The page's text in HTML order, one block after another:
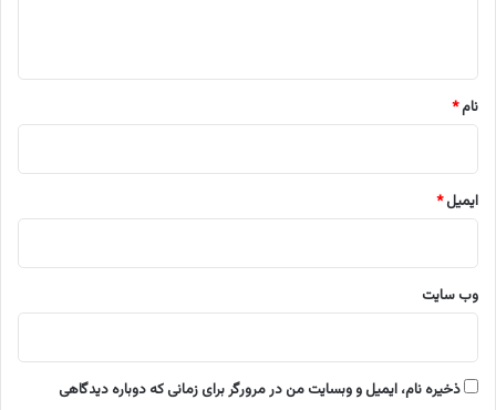
نام*
ایمیل*
وب‌ سایت
ذخیره نام، ایمیل و وبسایت من در مرورگر برای زمانی که دوباره دیدگاهی